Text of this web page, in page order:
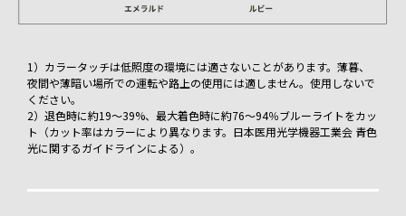
1）カラータッチは低照度の環境には適さないことがあります。薄暮、
夜間や薄暗い場所での運転や路上の使用には適しません。使用しないで
ください。
2）退色時に約19～39%、最大着色時に約76～94％ブルーライトをカッ
ト（カット率はカラーにより異なります。日本医用光学機器工業会 青色
光に関するガイドラインによる）。